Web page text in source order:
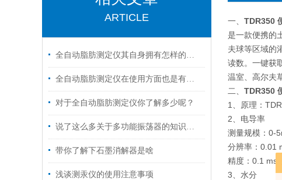
ARTICLE
全自动脂肪测定仪其自身拥有怎样的特点呢？
全自动脂肪测定仪在使用方面也是有技巧的
对于全自动脂肪测定仪你了解多少呢？
说了这么多关于多功能振荡器的知识，你都清楚了吗？
带你了解下石墨消解器是啥
浅谈测汞仪的使用注意事项
一、 TDR350
是一款便携的
夫球等区域的
读数。一键获
温室、高尔夫
二、 TDR350
1、原理：
2、电导率
测量规模：0-
分辨率：0.01
精度：0.1 ms/
3、水分